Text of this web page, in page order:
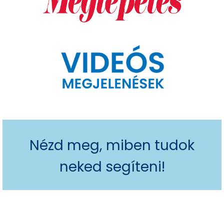
Nézd meg, miben tudok
neked segíteni!